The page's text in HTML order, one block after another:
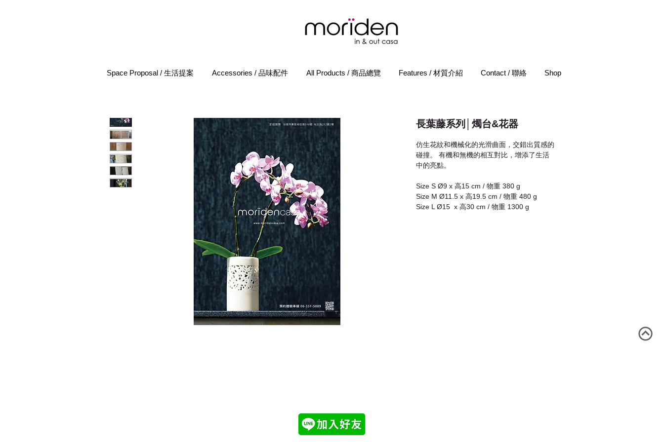
Space Proposal / 生活提案 Accessories / 品味配件 All Products / 商品總覽 Features / 材質介紹 Contact / 聯絡 Shop
長葉藤系列│燭台&花器
仿生花紋和機械化的光滑曲面，交錯出質感的
碰撞。 有機和無機的相互對比，增添了生活
中的亮點。
Size S Ø9 x 高15 cm / 物重 380 g
Size M Ø11.5 x 高19.5 cm / 物重 480 g
Size L Ø15  x 高30 cm / 物重 1300 g